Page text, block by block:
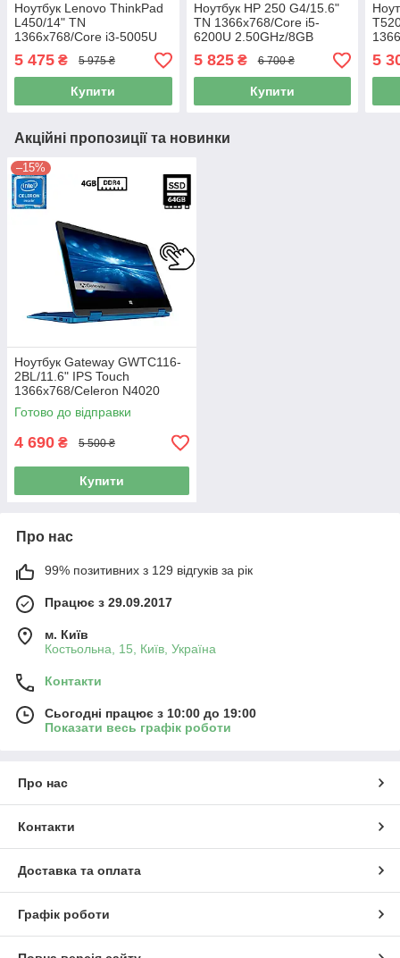
Ноутбук Lenovo ThinkPad
L450/14" TN
1366x768/Core i3-5005U
2.00GHz/8GB DDR3/HDD
500GB/HD Graphics 5500/
Камера Б/В
5 475 ₴ 5 975 ₴
Купити
Ноутбук HP 250 G4/15.6"
TN 1366x768/Core i5-
6200U 2.50GHz/8GB
DDR3/SSD 128GB/HD
Graphics 520/Камера Б/В
5 825₴ 6 700 ₴
Купити
5
Акційні пропозиції та новинки
–15%
Ноутбук Gateway GWTC116-
2BL/11.6" IPS Touch
1366x768/Celeron N4020
1.10GHz/4GB DDR4/SSD
64GB/UHD Graphics 600/
Камера Б/В
Готово до відправки
4 690 ₴ 5 500 ₴
Купити
Про нас
99% позитивних з 129 відгуків за рік
Працює з 29.09.2017
м. Київ
Костьольна, 15, Київ, Україна
Контакти
Сьогодні працює з 10:00 до 19:00
Показати весь графік роботи
Про нас
Контакти
Доставка та оплата
Графік роботи